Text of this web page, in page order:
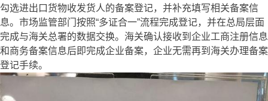
勾选进出口货物收发货人的备案登记，并补充填写相关备案信
息。市场监管部门按照“多证合一”流程完成登记，并在总局层面
完成与海关总署的数据交换。海关确认接收到企业工商注册信息
和商务备案信息后即完成企业备案，企业无需再到海关办理备案
登记手续。